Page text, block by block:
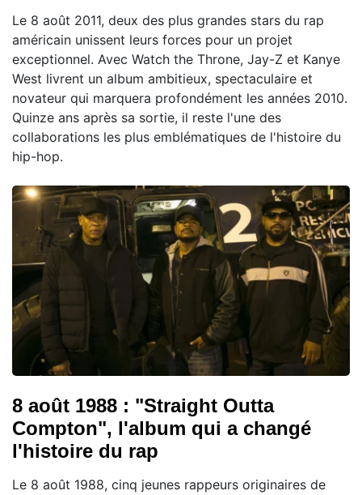
Le 8 août 2011, deux des plus grandes stars du rap
américain unissent leurs forces pour un projet
exceptionnel. Avec Watch the Throne, Jay-Z et Kanye
West livrent un album ambitieux, spectaculaire et
novateur qui marquera profondément les années 2010.
Quinze ans après sa sortie, il reste l'une des
collaborations les plus emblématiques de l'histoire du
hip-hop.
8 août 1988 : "Straight Outta
Compton", l'album qui a changé
l'histoire du rap
Le 8 août 1988, cinq jeunes rappeurs originaires de